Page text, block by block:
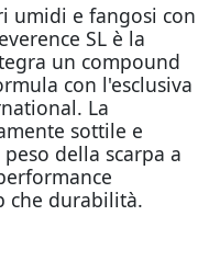
umidi e fangosi con
SL è la
un compound
con l'esclusiva
La
sottile e
della scarpa a
che durabilità.